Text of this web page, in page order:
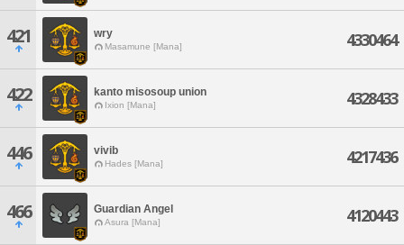
421 wry
Masamune [Mana] 4330464
422 kanto misosoup union
Ixion [Mana] 4328433
446 vivib
Hades [Mana] 4217436
466 Guardian Angel
Asura [Mana] 4120443